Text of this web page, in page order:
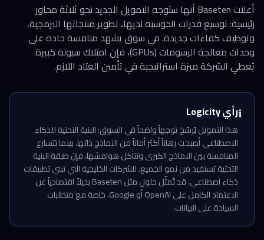
أعلنت Baseten أنها ستوجه التمويل الجديد نحو ثلاثة محاور
رئيسية: توسيع قدرات الحوسبة لديها، تطوير منتجاتها البرمجية،
وتوظيف كفاءات جديدة. في سوق يشهد منافسة حادة على
وحدات معالجة الرسومات (GPUs)، فإن امتلاك سيولة كبيرة
يُعطي الشركة ميزة استراتيجية في تأمين العتاد اللازم.
ℹ️رأي Logicity
هذا التمويل يُرسّخ توجهاً واضحاً في السوق: البنية التحتية للذكاء
الاصطناعي أصبحت رهاناً أكثر أماناً من النماذج ذاتها. بينما تتسارع
المنافسة بين النماذج الكبرى وتتآكل هوامشها، فإن طبقة البنية
التحتية تستفيد من نمو الجميع. للشركات الخليجية التي تبني تطبيقات
ذكاء اصطناعي، قد تُمثّل حلول مثل Baseten بديلاً اقتصادياً عن
الاعتماد الكامل على OpenAI أو Google، خاصة مع متطلبات
السيادة على البيانات.